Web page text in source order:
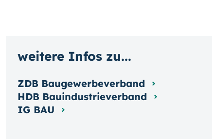
weitere Infos zu...
ZDB Baugewerbeverband
HDB Bauindustrieverband
IG BAU